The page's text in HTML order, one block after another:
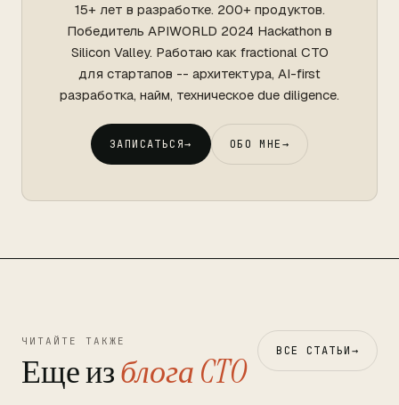
15+ лет в разработке. 200+ продуктов.
Победитель APIWORLD 2024 Hackathon в
Silicon Valley. Работаю как fractional CTO
для стартапов -- архитектура, AI-first
разработка, найм, техническое due diligence.
ЗАПИСАТЬСЯ→ ОБО МНЕ→
ЧИТАЙТЕ ТАКЖЕ
Еще изблога CTO ВСЕ СТАТЬИ→